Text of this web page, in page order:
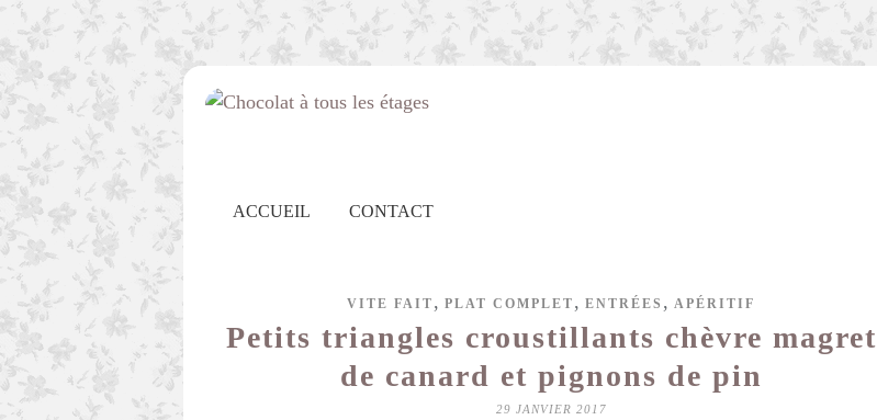
ACCUEIL CONTACT
VITE FAIT , PLAT COMPLET , ENTRÉES , APÉRITIF
Petits triangles croustillants chèvre magret
de canard et pignons de pin
29 JANVIER 2017